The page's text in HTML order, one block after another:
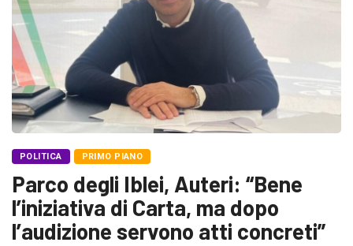
POLITICA PRIMO PIANO
Parco degli Iblei, Auteri: “Bene
l’iniziativa di Carta, ma dopo
l’audizione servono atti concreti”